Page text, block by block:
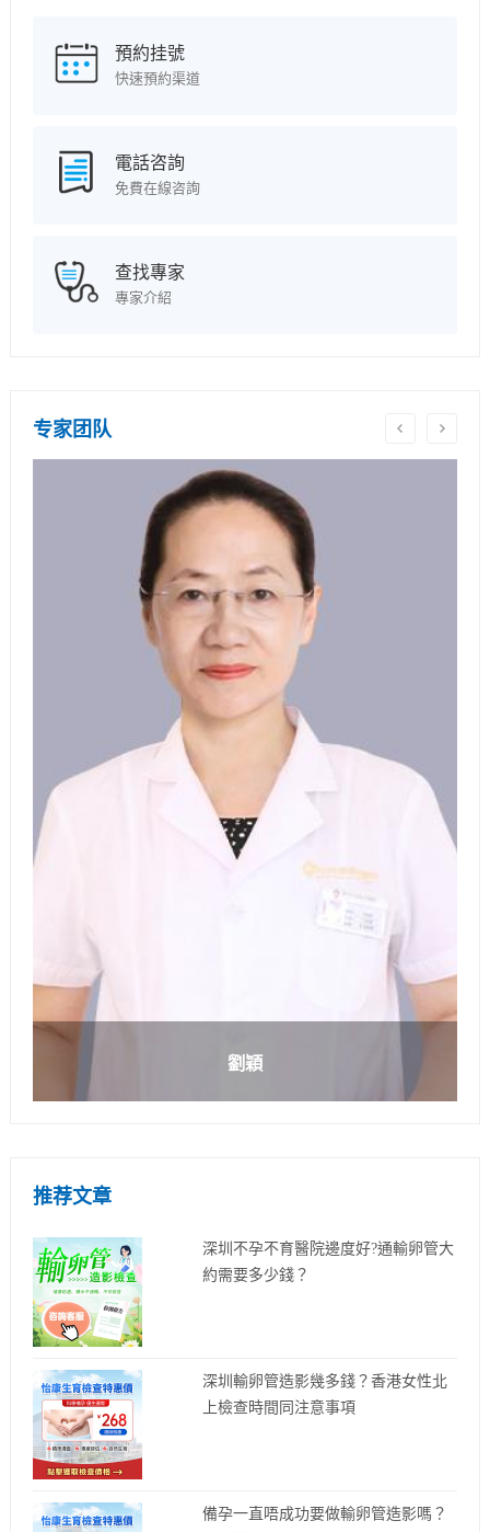
預約挂號
快速預約渠道
電話咨詢
免費在線咨詢
查找專家
專家介紹
专家团队
劉穎
推荐文章
深圳不孕不育醫院邊度好?通輸卵管大
約需要多少錢？
深圳輸卵管造影幾多錢？香港女性北
上檢查時間同注意事項
備孕一直唔成功要做輸卵管造影嗎？